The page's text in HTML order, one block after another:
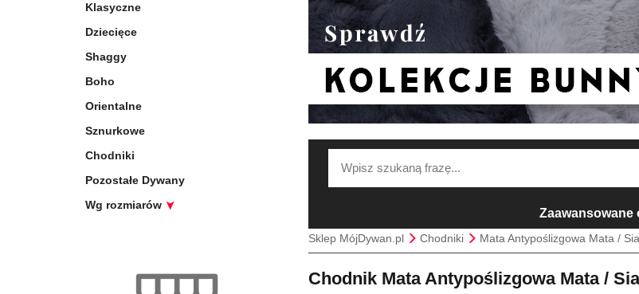
Zaawansowane
Sklep MójDywan.pl Chodniki Mata Antypoślizgowa Mata /
Chodnik Mata Antypoślizgowa Mata /
Klasyczne
Dziecięce
Shaggy
Boho
Orientalne
Sznurkowe
Chodniki
Pozostałe Dywany
Wg rozmiarów